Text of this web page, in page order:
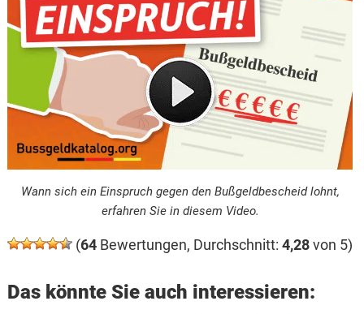
Wann sich ein Einspruch gegen den Bußgeldbescheid lohnt,
erfahren Sie in diesem Video.
(64Bewertungen, Durchschnitt: 4,28von 5)
Das könnte Sie auch interessieren: